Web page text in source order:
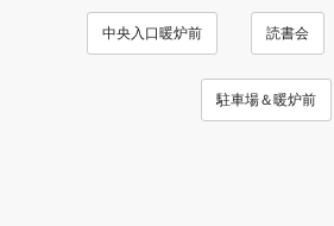
中央入口暖炉前 読書会
駐車場＆暖炉前